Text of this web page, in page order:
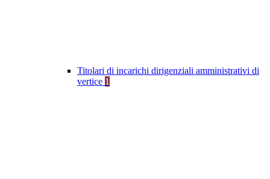
Titolari di incarichi dirigenziali amministrativi di
vertice 1